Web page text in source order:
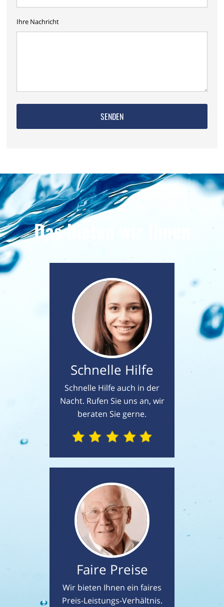
Ihre Nachricht
Das bieten wir Ihnen
Schnelle Hilfe
Schnelle Hilfe auch in der
Nacht. Rufen Sie uns an, wir
beraten Sie gerne.
Faire Preise
Wir bieten Ihnen ein faires
Preis-Leistungs-Verhältnis.